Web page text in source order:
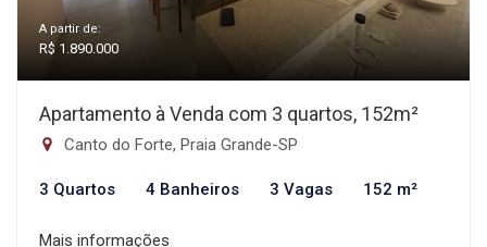
A partir de:
R$ 1.890.000
Apartamento à Venda com 3 quartos, 152m²
Canto do Forte, Praia Grande-SP
3 Quartos 4 Banheiros 3 Vagas 152 m²
Mais informações